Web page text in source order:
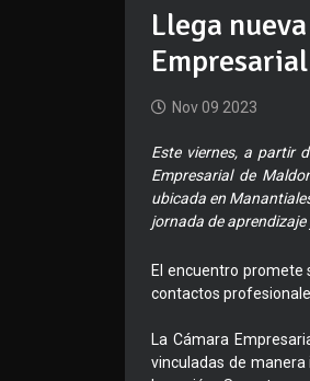
Llega
Nov 09 2023
Este viernes, a partir
Empresarial de
ubicada en
jornada de
El encuentro promete
contactos
La Cámara
vinculadas de